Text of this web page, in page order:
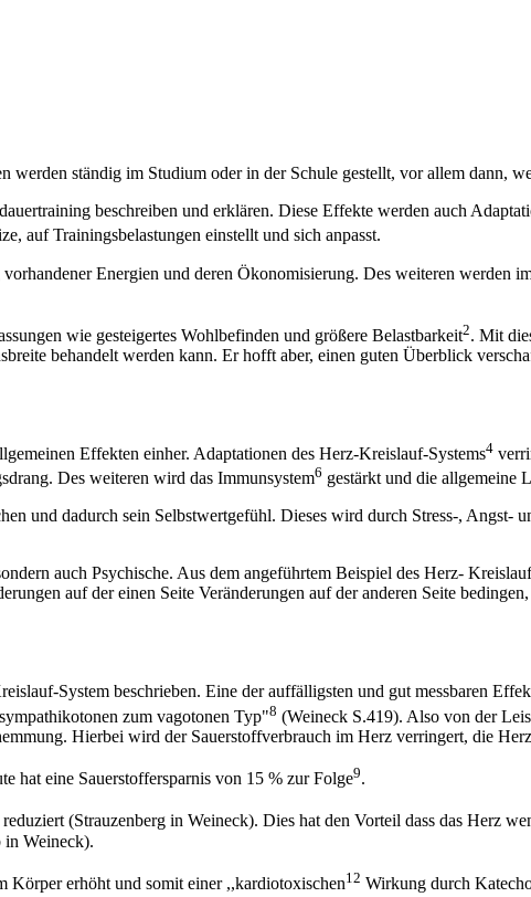
werden ständig im Studium oder in der Schule gestellt, vor allem dann,
beschreiben und erklären. Diese Effekte werden auch
auf Trainingsbelastungen einstellt und sich anpasst.
Energien und deren Ökonomisierung. Des weiteren werden
wie gesteigertes Wohlbefinden und größere Belastbarkeit2. Mit
behandelt werden kann. Er hofft aber, einen guten Überblick
Effekten einher. Adaptationen des Herz-Kreislauf-Systems4
Des weiteren wird das Immunsystem6 gestärkt und die allgemeine
und dadurch sein Selbstwertgefühl. Dieses wird durch Stress-, Angst-
auch Psychische. Aus dem angeführtem Beispiel des Herz-
auf der einen Seite Veränderungen auf der anderen Seite
System beschrieben. Eine der auffälligsten und gut messbaren
zum vagotonen Typ"8 (Weineck S.419). Also von der
Hierbei wird der Sauerstoffverbrauch im Herz verringert, die
hat eine Sauerstoffersparnis von 15 % zur Folge9.
(Strauzenberg in Weineck). Dies hat den Vorteil dass das Herz
in Weineck).
Körper erhöht und somit einer ,,kardiotoxischen12 Wirkung durch